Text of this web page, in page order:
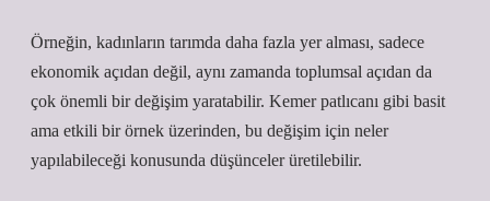
Örneğin, kadınların tarımda daha fazla yer alması, sadece
ekonomik açıdan değil, aynı zamanda toplumsal açıdan da
çok önemli bir değişim yaratabilir. Kemer patlıcanı gibi basit
ama etkili bir örnek üzerinden, bu değişim için neler
yapılabileceği konusunda düşünceler üretilebilir.